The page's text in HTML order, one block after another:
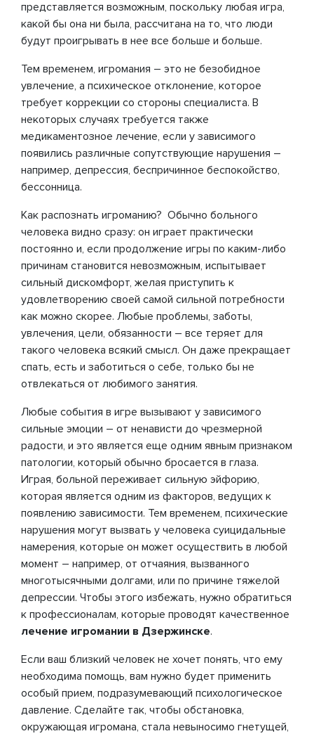
представляется возможным, поскольку любая игра,
какой бы она ни была, рассчитана на то, что люди
будут проигрывать в нее все больше и больше.
Тем временем, игромания – это не безобидное
увлечение, а психическое отклонение, которое
требует коррекции со стороны специалиста. В
некоторых случаях требуется также
медикаментозное лечение, если у зависимого
появились различные сопутствующие нарушения –
например, депрессия, беспричинное беспокойство,
бессонница.
Как распознать игроманию? Обычно больного
человека видно сразу: он играет практически
постоянно и, если продолжение игры по каким-либо
причинам становится невозможным, испытывает
сильный дискомфорт, желая приступить к
удовлетворению своей самой сильной потребности
как можно скорее. Любые проблемы, заботы,
увлечения, цели, обязанности – все теряет для
такого человека всякий смысл. Он даже прекращает
спать, есть и заботиться о себе, только бы не
отвлекаться от любимого занятия.
Любые события в игре вызывают у зависимого
сильные эмоции – от ненависти до чрезмерной
радости, и это является еще одним явным признаком
патологии, который обычно бросается в глаза.
Играя, больной переживает сильную эйфорию,
которая является одним из факторов, ведущих к
появлению зависимости. Тем временем, психические
нарушения могут вызвать у человека суицидальные
намерения, которые он может осуществить в любой
момент – например, от отчаяния, вызванного
многотысячными долгами, или по причине тяжелой
депрессии. Чтобы этого избежать, нужно обратиться
к профессионалам, которые проводят качественное
лечение игромании в Дзержинске.
Если ваш близкий человек не хочет понять, что ему
необходима помощь, вам нужно будет применить
особый прием, подразумевающий психологическое
давление. Сделайте так, чтобы обстановка,
окружающая игромана, стала невыносимо гнетущей,